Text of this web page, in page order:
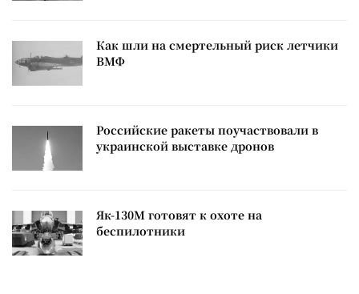
Как шли на смертельный риск летчики
ВМФ
Российские ракеты поучаствовали в
украинской выставке дронов
Як-130М готовят к охоте на
беспилотники